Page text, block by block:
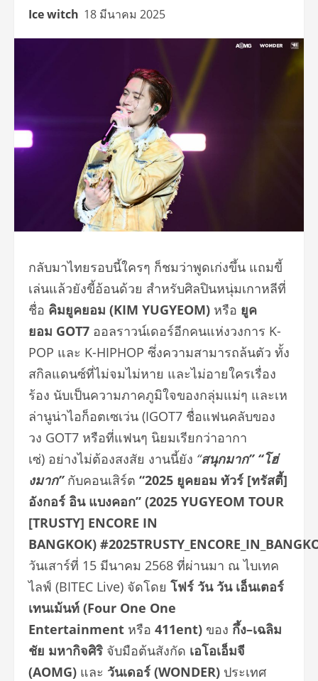
Ice witch 18 มีนาคม 2025
กลับมาไทยรอบนี้ใครๆ ก็ชมว่าพูดเก่งขึ้น แถมขี้
เล่นแล้วยังขี้อ้อนด้วย สำหรับศิลปินหนุ่มเกาหลีที่
ชื่อ คิมยูคยอม (KIM YUGYEOM) หรือ ยูค
ยอม GOT7 ออลราวน์เดอร์อีกคนแห่งวงการ K-
POP และ K-HIPHOP ซึ่งความสามารถล้นตัว ทั้ง
สกิลแดนซ์ที่ไม่จมไม่หาย และไม่อายใครเรื่อง
ร้อง นับเป็นความภาคภูมิใจของกลุ่มแม่ๆ และเห
ล่านูน่าไอก็อตเซเว่น (IGOT7 ชื่อแฟนคลับของ
วง GOT7 หรือที่แฟนๆ นิยมเรียกว่าอากา
เซ่) อย่างไม่ต้องสงสัย งานนี้ยัง “สนุกมาก” “โฮ่
งมาก”กับคอนเสิร์ต “2025 ยูคยอม ทัวร์ [ทรัสตี้]
อังกอร์ อิน แบงคอก” (2025 YUGYEOM TOUR
[TRUSTY] ENCORE IN
BANGKOK)
วันเสาร์ที่ 15 มีนาคม 2568 ที่ผ่านมา ณ ไบเทค
ไลฟ์ (BITEC Live) จัดโดย โฟร์ วัน วัน เอ็นเตอร์
เทนเม้นท์ (Four One One
Entertainment หรือ 411ent) ของ กึ้ง–เฉลิม
ชัย มหากิจศิริ จับมือต้นสังกัด เอโอเอ็มจี
(AOMG) และ วันเดอร์ (WONDER) ประเทศ